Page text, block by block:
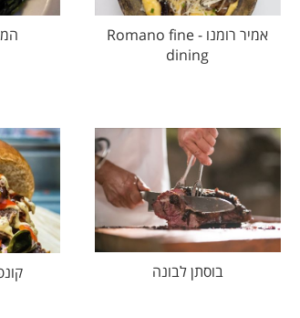
אמיר רומנו - Romano fine
dining
בוסתן לבונה